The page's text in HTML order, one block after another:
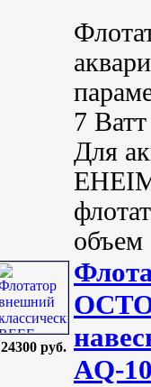
7
Для
объем
24300 руб.
AQ-